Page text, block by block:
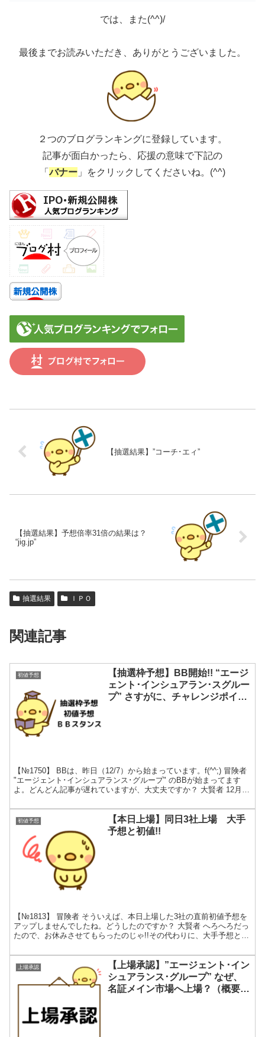
では、また(^^)/
最後までお読みいただき、ありがとうございました。
２つのブログランキングに登録しています。
記事が面白かったら、応援の意味で下記の
「バナー 」をクリックしてくださいね。(^^)
【抽選結果】”コーチ･エィ”
【抽選結果】予想倍率31倍の結果は？
“jig.jp”
抽選結果 ＩＰＯ
関連記事
初値予想
【抽選枠予想】BB開始!! “エージ
ェント･インシュアラン･スグルー
プ” さすがに、チャレンジポイン
【№1750】 BBは、昨日（12/7）から始まっています。f(^^;) 冒険者
"エージェント･インシュアランス･グループ" のBBが始まってます
よ。どんどん記事が遅れていますが、大丈夫ですか？ 大賢者 12月の
初値予想
【本日上場】同日3社上場 大手
予想と初値!!
【№1813】 冒険者 そういえば、本日上場した3社の直前初値予想を
アップしませんでしたね。どうしたのですか？ 大賢者 へろへろだっ
たので、お休みさせてもらったのじゃ!!その代わりに、大手予想と初
上場承認
【上場承認】”エージェント･イン
シュアランス･グループ” なぜ、
名証メイン市場へ上場？（概要・